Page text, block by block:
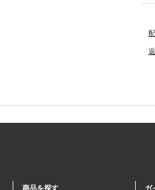
商品を探す ガ